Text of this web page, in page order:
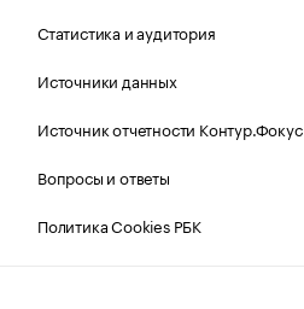
Статистика и аудитория
Источники данных
Источник отчетности Контур.Фокус
Вопросы и ответы
Политика Cookies РБК